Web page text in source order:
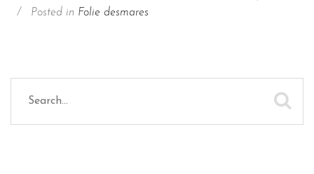
/
Posted in Folie desmares